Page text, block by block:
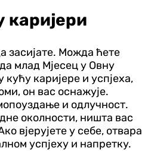
каријери
засијате. Можда ћете
млад Мјесец у Овну
каријере и успјеха,
он вас оснажује.
и одлучност.
околности, ништа вас
вјерујете у себе, отвара
успјеху и напретку.